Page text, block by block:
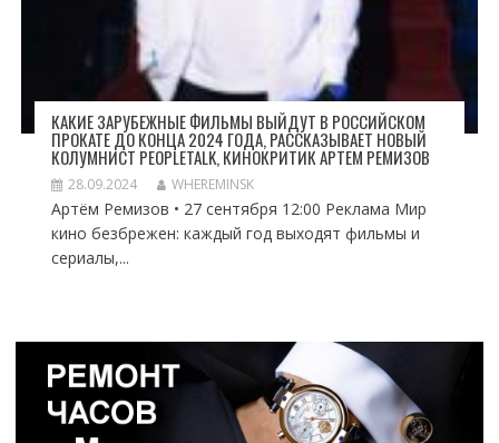
КАКИЕ ЗАРУБЕЖНЫЕ ФИЛЬМЫ ВЫЙДУТ В РОССИЙСКОМ
ПРОКАТЕ ДО КОНЦА 2024 ГОДА, РАССКАЗЫВАЕТ НОВЫЙ
КОЛУМНИСТ PEOPLETALK, КИНОКРИТИК АРТЕМ РЕМИЗОВ
28.09.2024 WHEREMINSK
Артём Ремизов • 27 сентября 12:00 Реклама Мир
кино безбрежен: каждый год выходят фильмы и
сериалы,...